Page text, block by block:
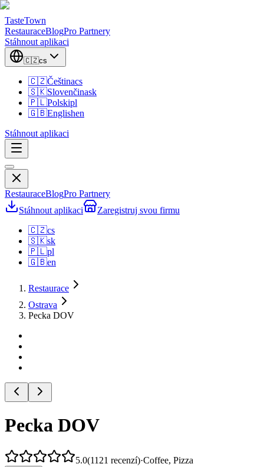
TasteTown
RestauraceBlogPro Partnery
Stáhnout aplikaci
🇨🇿cs
🇨🇿Češtinacs
🇸🇰Slovenčinask
🇵🇱Polskipl
🇬🇧Englishen
Stáhnout aplikaci
RestauraceBlogPro Partnery
Stáhnout aplikaci
Zaregistruj svou firmu
🇨🇿cs
🇸🇰sk
🇵🇱pl
🇬🇧en
Restaurace
Ostrava
Pecka DOV
Pecka DOV
5.0(1121 recenzí)·Coffee, Pizza